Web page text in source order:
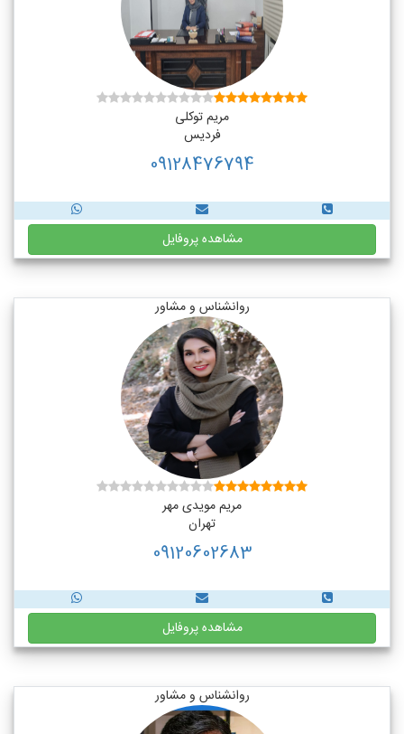
مریم توکلی
فردیس
09128476794
مشاهده پروفایل
روانشناس و مشاور
مریم مویدی مهر
تهران
09120602683
مشاهده پروفایل
روانشناس و مشاور